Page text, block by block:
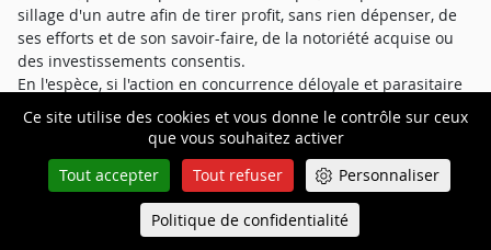
Ce site utilise des cookies et vous donne le contrôle sur ceux
que vous souhaitez activer
Tout accepter
Tout refuser Personnaliser
Politique de confidentialité
sillage d'un autre afin de tirer profit, sans rien dépenser, de
ses efforts et de son savoir-faire, de la notoriété acquise ou
des investissements consentis.
En l'espèce, si l'action en concurrence déloyale et parasitaire
peut se fonder sur des faits matériellement identiques à ceux
allégués au soutien d'une action en contrefaçon lorsqu'elle
est rejetée pour défaut de constitution de droit privatif, il
importe de souligner qu'en l'espèce, la matérialité de la
contrefaçon n'est pas établie.
Dès lors, à défaut d'invoquer un fait distinct de nature à
Queue-Fair